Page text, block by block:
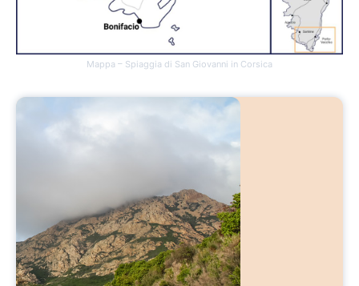
Mappa – Spiaggia di San Giovanni in Corsica